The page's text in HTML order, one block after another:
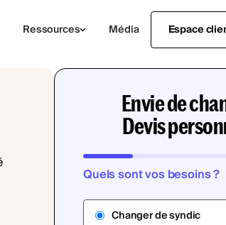
Ressources Média Espace
Envie de
Devis
Quels sont vos besoins ?
Changer de syndic